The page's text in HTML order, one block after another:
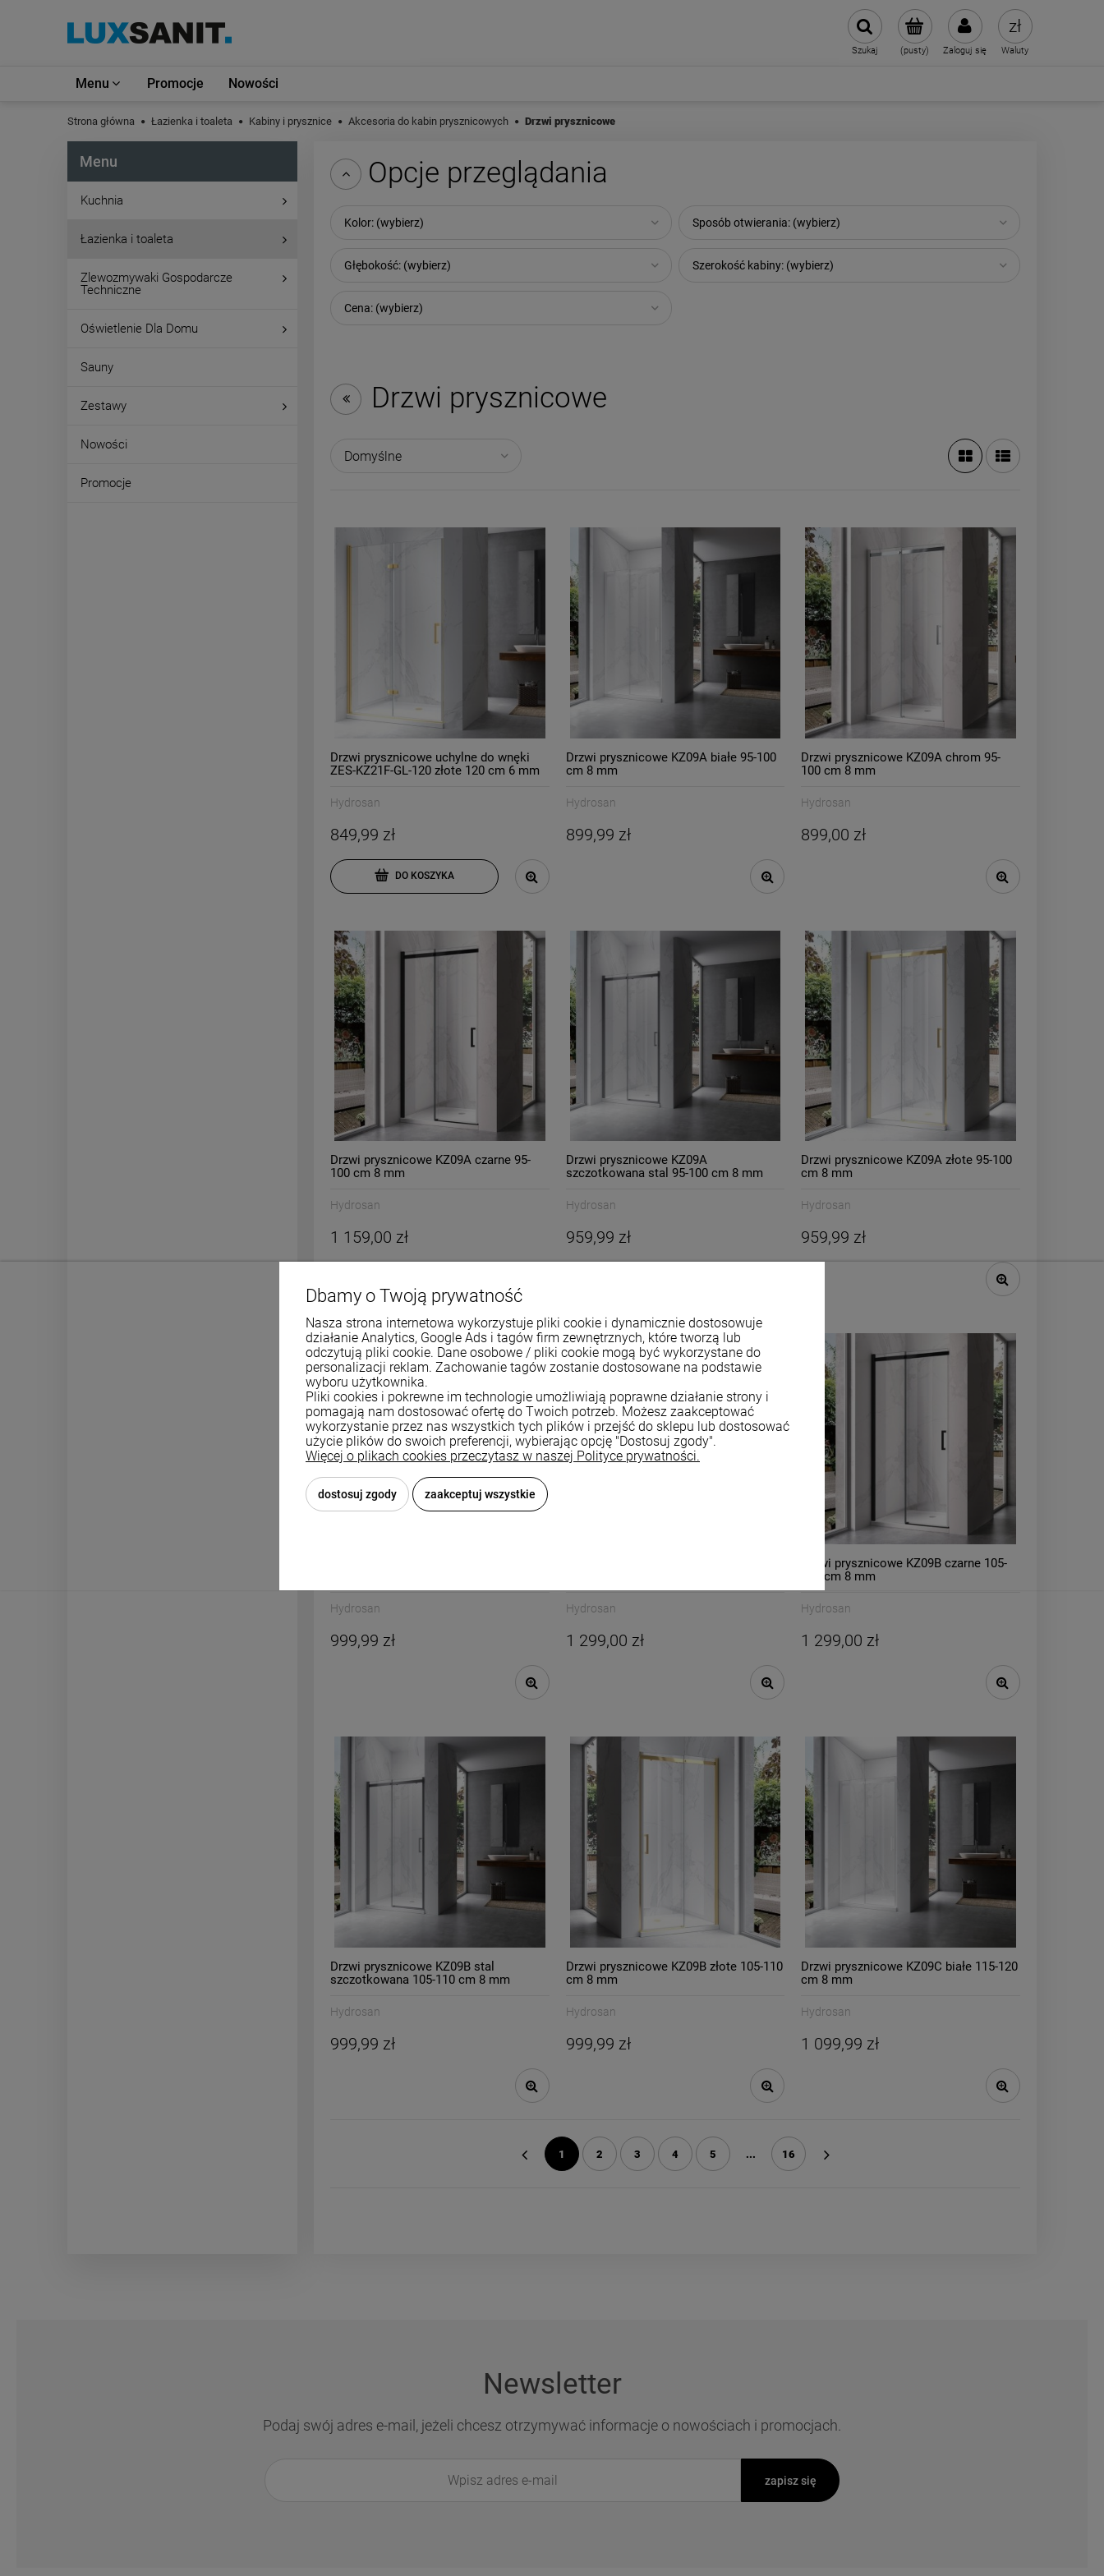
(pusty) Zaloguj się
Szukaj Waluty
Menu Promocje Nowości
Strona główna Łazienka i toaleta Kabiny i prysznice Akcesoria do kabin prysznicowych Drzwi prysznicowe
Menu
Kuchnia
Łazienka i toaleta
Zlewozmywaki Gospodarcze
Techniczne
Oświetlenie Dla Domu
Sauny
Zestawy
Nowości
Promocje
Opcje przeglądania
Kolor: (wybierz) Sposób otwierania: (wybierz)
Głębokość: (wybierz) Szerokość kabiny: (wybierz)
Cena: (wybierz)
Drzwi prysznicowe
Drzwi prysznicowe uchylne do wnęki
ZES-KZ21F-GL-120 złote 120 cm 6 mm
Hydrosan
849,99 zł
DO KOSZYKA
Drzwi prysznicowe KZ09A białe 95-100
cm 8 mm
Hydrosan
899,99 zł
Drzwi prysznicowe KZ09A chrom 95-
100 cm 8 mm
Hydrosan
899,00 zł
Drzwi prysznicowe KZ09A czarne 95-
100 cm 8 mm
Hydrosan
1 159,00 zł
Drzwi prysznicowe KZ09A
szczotkowana stal 95-100 cm 8 mm
Hydrosan
959,99 zł
Drzwi prysznicowe KZ09A złote 95-100
cm 8 mm
Hydrosan
959,99 zł
Hydrosan
999,99 zł
Hydrosan
1 299,00 zł
Drzwi prysznicowe KZ09B czarne 105-
110 cm 8 mm
Hydrosan
1 299,00 zł
Drzwi prysznicowe KZ09B stal
szczotkowana 105-110 cm 8 mm
Hydrosan
999,99 zł
Drzwi prysznicowe KZ09B złote 105-110
cm 8 mm
Hydrosan
999,99 zł
Drzwi prysznicowe KZ09C białe 115-120
cm 8 mm
Hydrosan
1 099,99 zł
1 2 3 4 5 ... 16
Newsletter
Podaj swój adres e-mail, jeżeli chcesz otrzymywać informacje o nowościach i promocjach.
zapisz się
Dbamy o Twoją prywatność
Nasza strona internetowa wykorzystuje pliki cookie i dynamicznie dostosowuje
działanie Analytics, Google Ads i tagów firm zewnętrznych, które tworzą lub
odczytują pliki cookie. Dane osobowe / pliki cookie mogą być wykorzystane do
personalizacji reklam. Zachowanie tagów zostanie dostosowane na podstawie
wyboru użytkownika.
Pliki cookies i pokrewne im technologie umożliwiają poprawne działanie strony i
pomagają nam dostosować ofertę do Twoich potrzeb. Możesz zaakceptować
wykorzystanie przez nas wszystkich tych plików i przejść do sklepu lub dostosować
użycie plików do swoich preferencji, wybierając opcję "Dostosuj zgody".
Więcej o plikach cookies przeczytasz w naszej Polityce prywatności.
dostosuj zgody zaakceptuj wszystkie